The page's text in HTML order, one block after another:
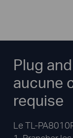
Plug
aucune
requise
Le TL-